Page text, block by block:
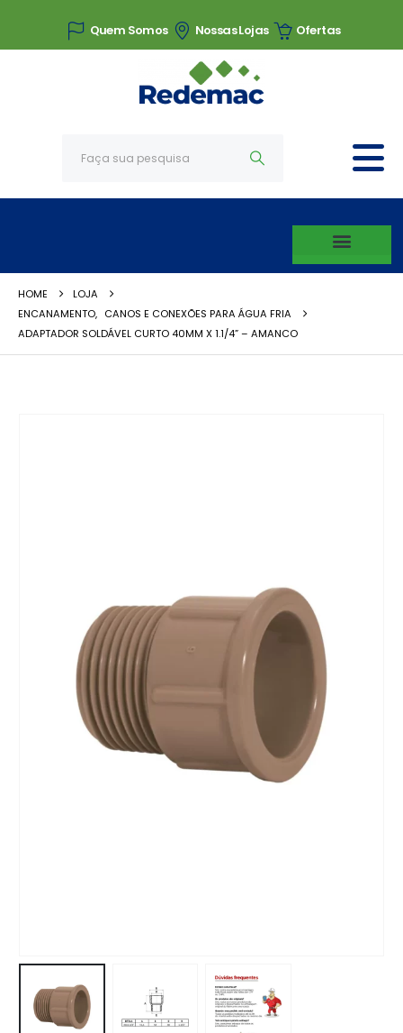
Quem Somos Nossas Lojas Ofertas
HOME
LOJA
ENCANAMENTO, CANOS E CONEXÕES PARA ÁGUA FRIA
ADAPTADOR SOLDÁVEL CURTO 40MM X 1.1/4” – AMANCO